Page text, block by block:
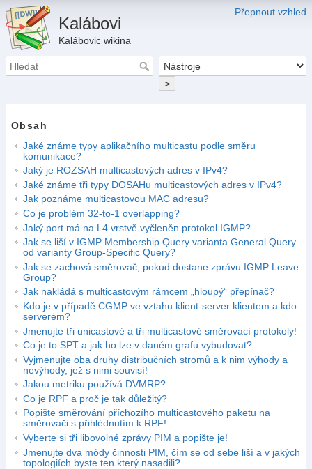
Přepnout vzhled
Kalábovi
Kalábovic wikina
>
Obsah
Jaké známe typy aplikačního multicastu podle směru
komunikace?
Jaký je ROZSAH multicastových adres v IPv4?
Jaké známe tři typy DOSAHu multicastových adres v IPv4?
Jak poznáme multicastovou MAC adresu?
Co je problém 32-to-1 overlapping?
Jaký port má na L4 vrstvě vyčleněn protokol IGMP?
Jak se liší v IGMP Membership Query varianta General Query
od varianty Group-Specific Query?
Jak se zachová směrovač, pokud dostane zprávu IGMP Leave
Group?
Jak nakládá s multicastovým rámcem „hloupý“ přepínač?
Kdo je v případě CGMP ve vztahu klient-server klientem a kdo
serverem?
Jmenujte tři unicastové a tři multicastové směrovací protokoly!
Co je to SPT a jak ho lze v daném grafu vybudovat?
Vyjmenujte oba druhy distribučních stromů a k nim výhody a
nevýhody, jež s nimi souvisí!
Jakou metriku používá DVMRP?
Co je RPF a proč je tak důležitý?
Popište směrování příchozího multicastového paketu na
směrovači s přihlédnutím k RPF!
Vyberte si tři libovolné zprávy PIM a popište je!
Jmenujte dva módy činnosti PIM, čím se od sebe liší a v jakých
topologiích byste ten který nasadili?